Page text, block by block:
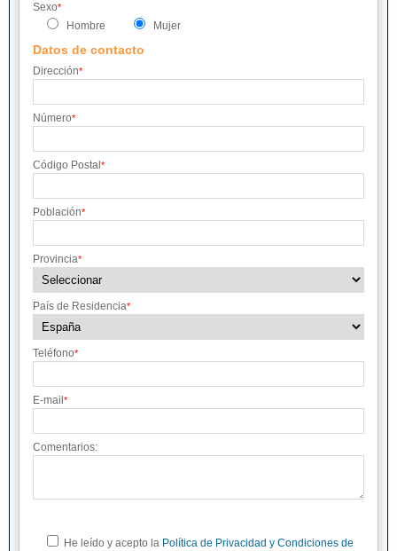
Sexo*
Hombre Mujer
Datos de contacto
Dirección*
Número*
Código Postal *
Población*
Provincia*
País de Residencia*
Teléfono*
E-mail *
Comentarios:
He leído y acepto la Política de Privacidad y Condiciones de